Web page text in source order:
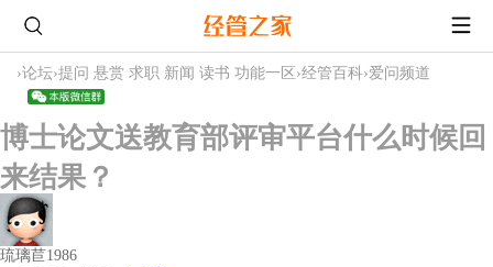
›论坛›提问 悬赏 求职 新闻 读书 功能一区 ›经管百科›爱问频道
博士论文送教育部评审平台什么时候回
来结果？
琉璃苣1986